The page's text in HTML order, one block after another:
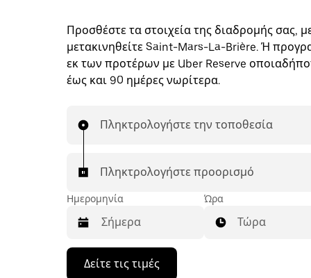
Προσθέστε τα στοιχεία της διαδρομής σας,
μετακινηθείτε Saint-Mars-La-Brière. Ή
εκ των προτέρων με Uber Reserve
έως και 90 ημέρες νωρίτερα.
Πληκτρολογήστε την τοποθεσία
Πληκτρολογήστε προορισμό
Ημερομηνία
Πατήστε
Ώρα
Τώρα
Δείτε τις τιμές